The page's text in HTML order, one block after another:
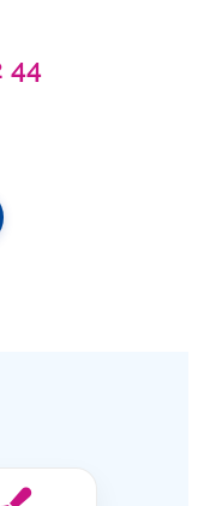
44